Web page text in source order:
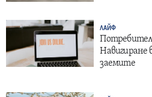
ЛАЙФ
Навигиране
заемите